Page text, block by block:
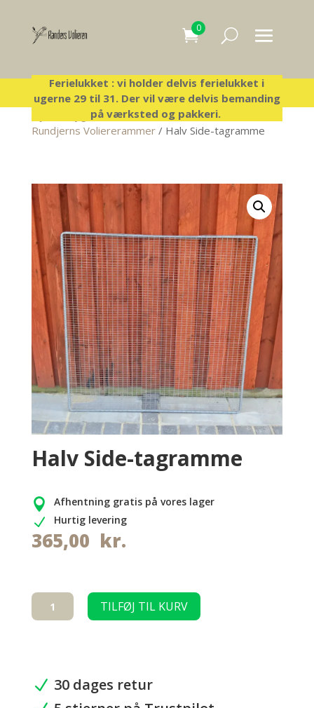
0
Ferielukket : vi holder delvis ferielukket i
ugerne 29 til 31. Der vil være delvis bemanding
på værksted og pakkeri.
Byg-selv-voliere/Løse voliererammer
Rundjerns Voliererammer/ Halv Side-tagramme
Halv Side-tagramme
 Afhentning gratis på vores lager
N Hurtig levering
365,00 kr.
Halv
Side-
TILFØJ TIL KURV
N 30 dages retur